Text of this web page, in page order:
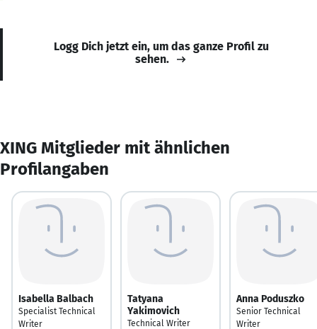
Logg Dich jetzt ein, um das ganze Profil zu
sehen.
XING Mitglieder mit ähnlichen
Profilangaben
Isabella Balbach
Specialist Technical
Writer
Tatyana
Yakimovich
Technical Writer
Anna Poduszko
Senior Technical
Writer